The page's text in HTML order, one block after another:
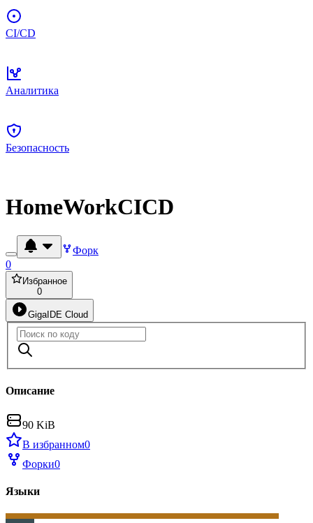
CI/CD
Аналитика
Безопасность
HomeWorkCICD
Форк
0
Избранное
0
GigaIDE Cloud
Описание
90 KiB
В избранном0
Форки0
Языки